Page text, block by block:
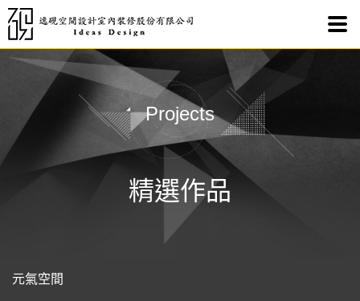
Projects
精選作品
元氣空間
元